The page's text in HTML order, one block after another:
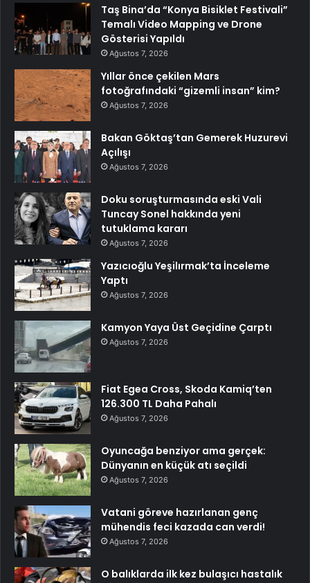
Taş Bina’da “Konya Bisiklet Festivali”
Temalı Video Mapping ve Drone
Gösterisi Yapıldı
Ağustos 7, 2026
Yıllar önce çekilen Mars
fotoğrafındaki “gizemli insan” kim?
Ağustos 7, 2026
Bakan Göktaş’tan Gemerek Huzurevi
Açılışı
Ağustos 7, 2026
Doku soruşturmasında eski Vali
Tuncay Sonel hakkında yeni
tutuklama kararı
Ağustos 7, 2026
Yazıcıoğlu Yeşilırmak’ta İnceleme
Yaptı
Ağustos 7, 2026
Kamyon Yaya Üst Geçidine Çarptı
Ağustos 7, 2026
Fiat Egea Cross, Skoda Kamiq’ten
126.300 TL Daha Pahalı
Ağustos 7, 2026
Oyuncağa benziyor ama gerçek:
Dünyanın en küçük atı seçildi
Ağustos 7, 2026
Vatani göreve hazırlanan genç
mühendis feci kazada can verdi!
Ağustos 7, 2026
O balıklarda ilk kez bulaşıcı hastalık